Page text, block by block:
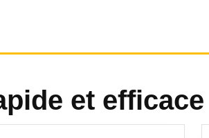
et efficace